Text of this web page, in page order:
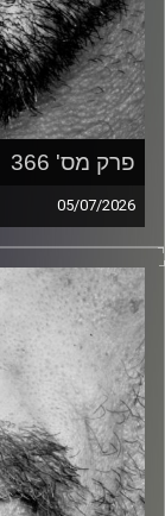
פרק מס' 366
05/07/2026
זיפים, מוזיקה
כל מה שחי, אמיתי
עם שמוליק רגב.
קרדיט תמונות: